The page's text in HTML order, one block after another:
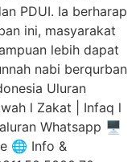
PDUI. Ia berharap
ini, masyarakat
lebih dapat
nabi berqurban
Uluran
l Zakat | Infaq l
Whatsapp 🖥️
🌐 Info &